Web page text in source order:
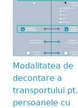
Modalitatea de
decontare a
transportului pt.
persoanele cu